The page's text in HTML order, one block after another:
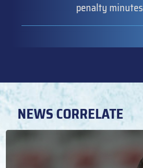
penalty minutes
NEWS CORRELATE